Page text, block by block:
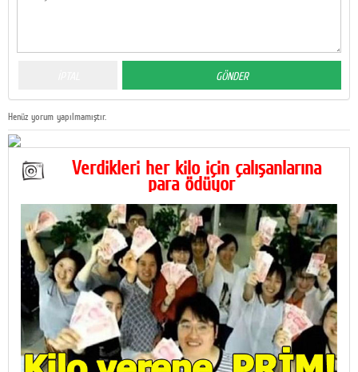
Henüz yorum yapılmamıştır.
Verdikleri her kilo için çalışanlarına
para ödüyor